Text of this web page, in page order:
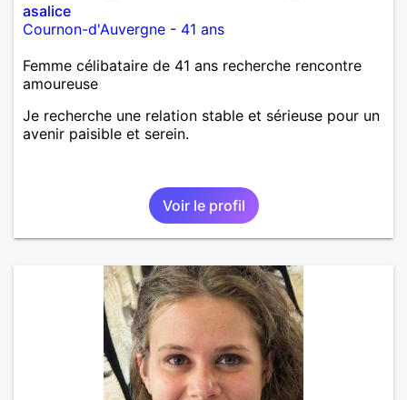
asalice
Cournon-d'Auvergne - 41 ans
Femme célibataire de 41 ans recherche rencontre
amoureuse
Je recherche une relation stable et sérieuse pour un
avenir paisible et serein.
Voir le profil